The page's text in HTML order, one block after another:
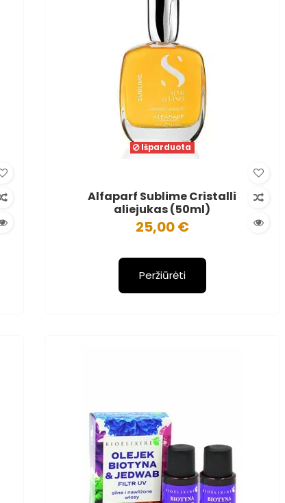
Išparduota
Alfaparf Sublime Cristalli
aliejukas (50ml)
25,00 €
Peržiūrėti